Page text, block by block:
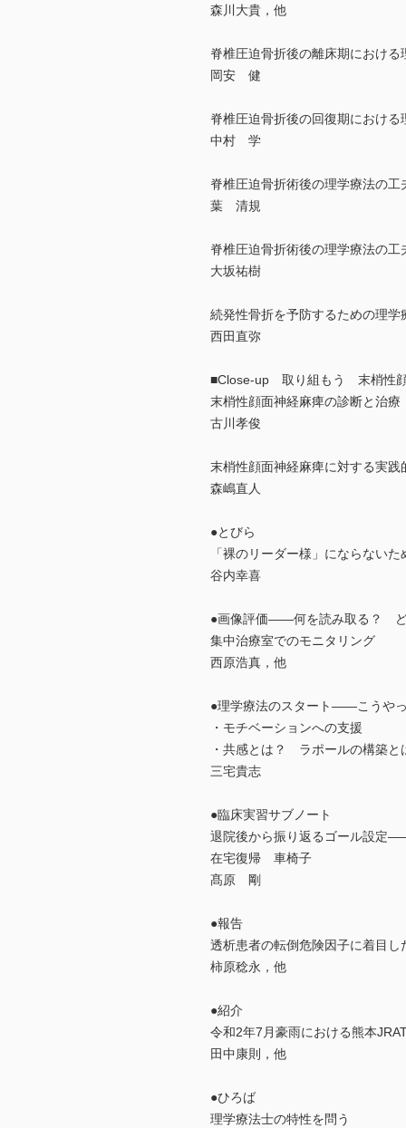
森川大貴，他
脊椎圧迫骨折後の離床期における
岡安 健
脊椎圧迫骨折後の回復期における
中村 学
脊椎圧迫骨折術後の理学療法の
葉 清規
脊椎圧迫骨折術後の理学療法の
大坂祐樹
続発性骨折を予防するための理
西田直弥
■Close-up 取り組もう 末梢性
末梢性顔面神経麻痺の診断と治療
古川孝俊
末梢性顔面神経麻痺に対する実践
森嶋直人
●とびら
「裸のリーダー様」にならないた
谷内幸喜
●画像評価――何を読み取る？
集中治療室でのモニタリング
西原浩真，他
●理学療法のスタート――こうや
・モチベーションへの支援
・共感とは？ ラポールの構築と
三宅貴志
●臨床実習サブノート
退院後から振り返るゴール設定
在宅復帰 車椅子
髙原 剛
●報告
透析患者の転倒危険因子に着目
柿原稔永，他
●紹介
令和2年7月豪雨における熊本
田中康則，他
●ひろば
理学療法士の特性を問う